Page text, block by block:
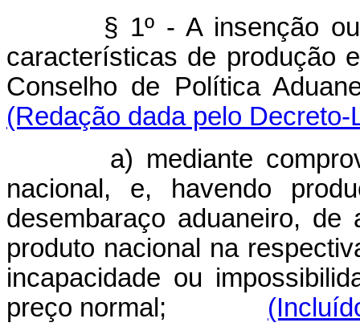
§ 1º - A insenção ou
características de produção
Conselho de Política
(Redação dada pelo Decreto-
a) mediante
nacional, e, havendo
desembaraço aduaneiro,
produto nacional na
incapacidade ou
preço normal;